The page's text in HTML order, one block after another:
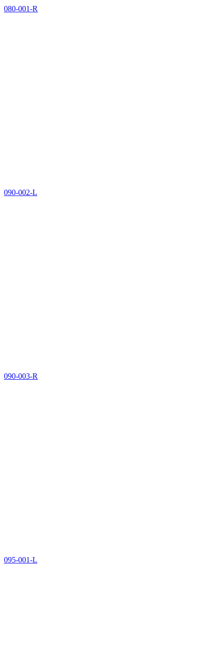
080-001-R
090-002-L
090-003-R
095-001-L